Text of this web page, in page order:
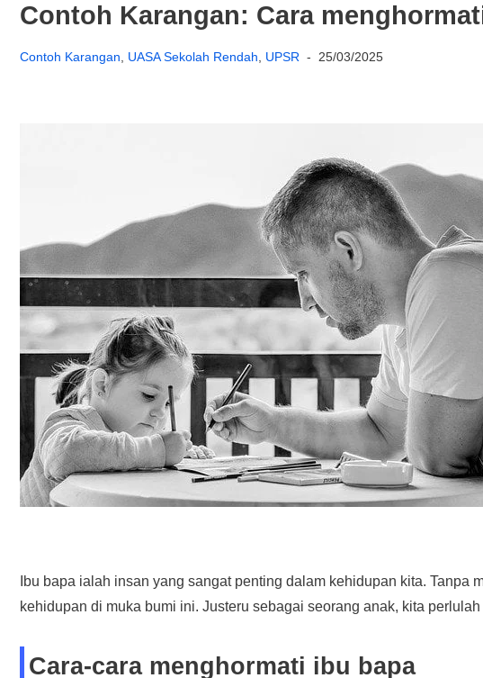
Contoh Karangan: Cara
Contoh Karangan UASA Sekolah Rendah UPSR 25/03/2025
Ibu bapa ialah insan yang sangat penting dalam kehidupan kita. Tanpa
kehidupan di muka bumi ini. Justeru sebagai seorang anak, kita
Cara-cara menghormati ibu bapa